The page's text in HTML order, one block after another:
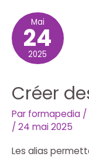
Mai
24
2025
Créer
Par formapedia /
/ 24 mai 2025
Les alias